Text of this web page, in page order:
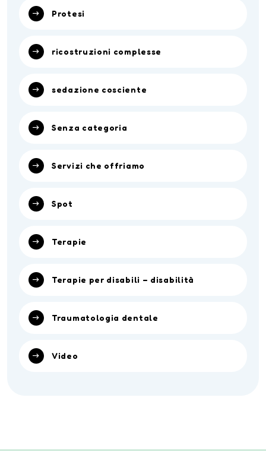
Protesi
ricostruzioni complesse
sedazione cosciente
Senza categoria
Servizi che offriamo
Spot
Terapie
Terapie per disabili – disabilità
Traumatologia dentale
Video